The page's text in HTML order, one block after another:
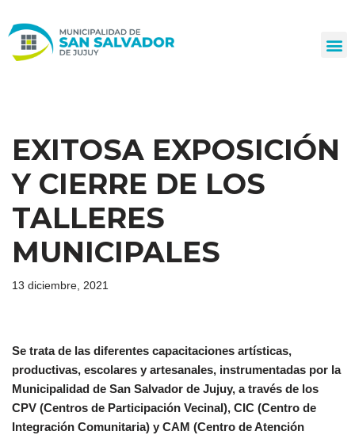
al
EXITOSA EXPOSICIÓN
Y CIERRE DE LOS
TALLERES
MUNICIPALES
13 diciembre, 2021
Se trata de las diferentes capacitaciones artísticas,
productivas, escolares y artesanales, instrumentadas por la
Municipalidad de San Salvador de Jujuy, a través de los
CPV (Centros de Participación Vecinal), CIC (Centro de
Integración Comunitaria) y CAM (Centro de Atención